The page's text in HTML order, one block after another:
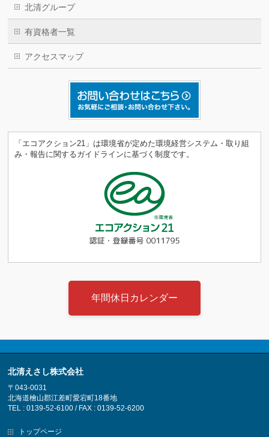
北清グループ
有資格者一覧
アクセスマップ
「エコアクション21」は環境省が定めた環境経営システム・取り組
み・報告に関するガイドラインに基づく制度です。
年間休日カレンダー
北清えさし株式会社
〒043-0031
北海道檜山郡江差町愛宕町18番地
TEL : 0139-52-6100 / FAX : 0139-52-6200
トップページ